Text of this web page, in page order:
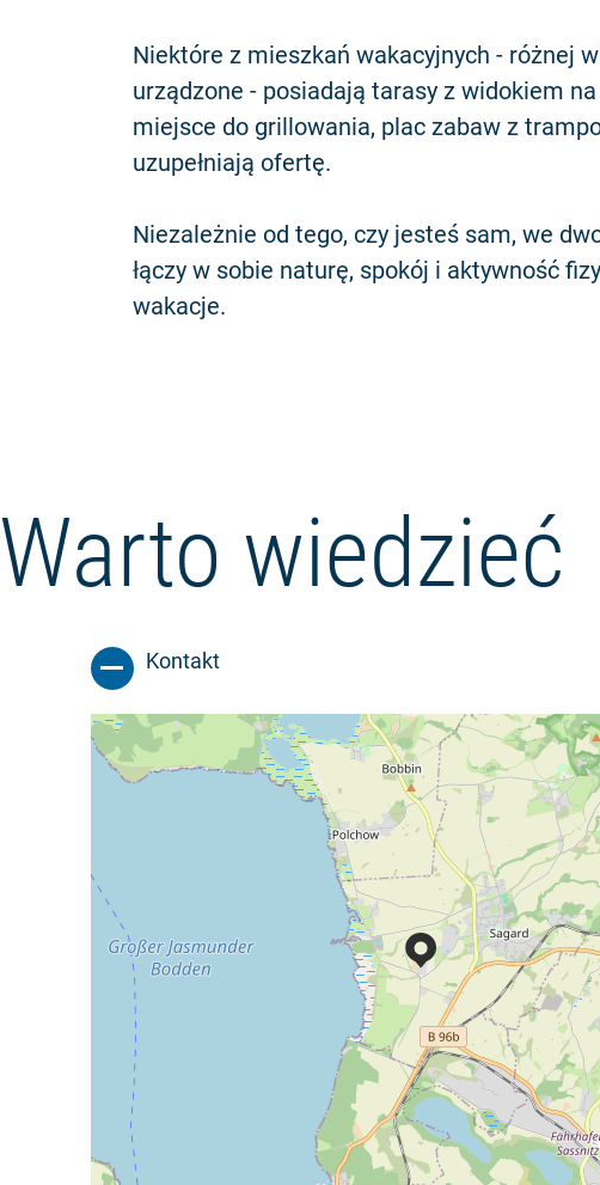
Niektóre z mieszkań wakacyjnych - różnej
urządzone - posiadają tarasy z widokiem
miejsce do grillowania, plac zabaw z
uzupełniają ofertę.
Niezależnie od tego, czy jesteś sam, we
łączy w sobie naturę, spokój i aktywność
wakacje.
Warto wiedzieć
Kontakt